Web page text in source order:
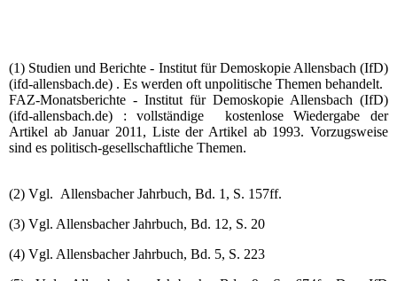
(1) Studien und Berichte - Institut für Demoskopie Allensbach (IfD)
(ifd-allensbach.de) . Es werden oft unpolitische Themen behandelt.
FAZ-Monatsberichte - Institut für Demoskopie Allensbach (IfD)
(ifd-allensbach.de) : vollständige kostenlose Wiedergabe der
Artikel ab Januar 2011, Liste der Artikel ab 1993. Vorzugsweise
sind es politisch-gesellschaftliche Themen.
(2) Vgl. Allensbacher Jahrbuch, Bd. 1, S. 157ff.
(3) Vgl. Allensbacher Jahrbuch, Bd. 12, S. 20
(4) Vgl. Allensbacher Jahrbuch, Bd. 5, S. 223